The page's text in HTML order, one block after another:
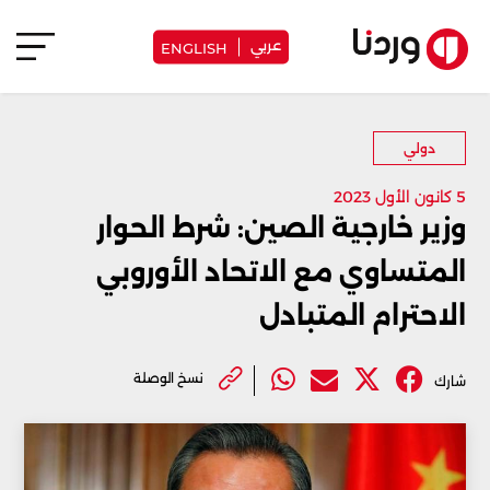
عربي ENGLISH
دولي
5 كانون الأول 2023
وزير خارجية الصين: شرط الحوار
المتساوي مع الاتحاد الأوروبي
الاحترام المتبادل
شارك نسخ الوصلة